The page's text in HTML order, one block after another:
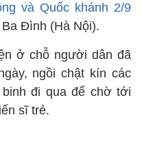
và Quốc khánh 2/9
Đình (Hà Nội).
ở chỗ người dân đã
ngồi chật kín các
đi qua để chờ tới
sĩ trẻ.